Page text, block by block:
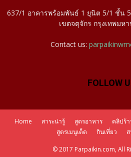
637/1 อาคารพร้อมพันธ์ 1 ยุนิต 5/1 ชั้น
เขตจตุจักร กรุงเทพมห
Contact us:
FOLLOW
Home สาระน่ารู้ สูตรอาหาร คลิปร้
สูตรเมนูเด็ด
กินเที่ยว
© 2017 Parpaikin.com, All